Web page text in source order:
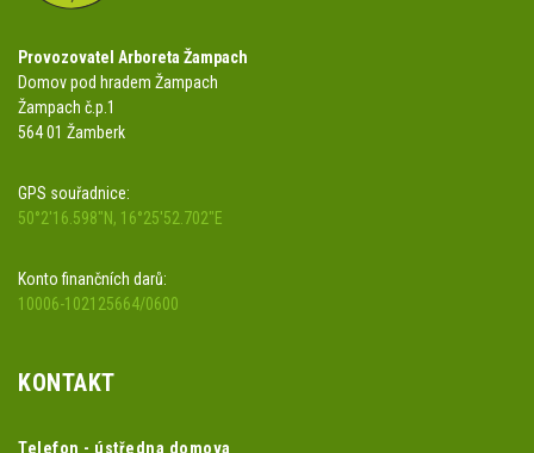
Provozovatel Arboreta Žampach
Domov pod hradem Žampach
Žampach č.p.1
564 01 Žamberk
GPS souřadnice:
50°2'16.598"N, 16°25'52.702"E
Konto finančních darů:
10006-102125664/0600
KONTAKT
Telefon - ústředna domova